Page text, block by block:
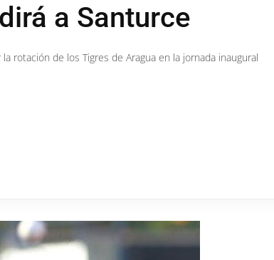
a Santurce
rotación de los Tigres de Aragua en la jornada inaugural